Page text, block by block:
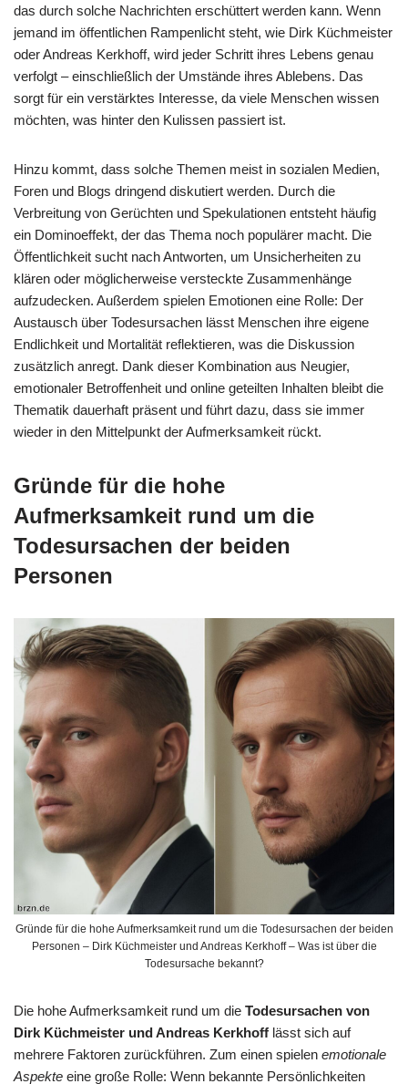
das durch solche Nachrichten erschüttert werden kann. Wenn
jemand im öffentlichen Rampenlicht steht, wie Dirk Küchmeister
oder Andreas Kerkhoff, wird jeder Schritt ihres Lebens genau
verfolgt – einschließlich der Umstände ihres Ablebens. Das
sorgt für ein verstärktes Interesse, da viele Menschen wissen
möchten, was hinter den Kulissen passiert ist.
Hinzu kommt, dass solche Themen meist in sozialen Medien,
Foren und Blogs dringend diskutiert werden. Durch die
Verbreitung von Gerüchten und Spekulationen entsteht häufig
ein Dominoeffekt, der das Thema noch populärer macht. Die
Öffentlichkeit sucht nach Antworten, um Unsicherheiten zu
klären oder möglicherweise versteckte Zusammenhänge
aufzudecken. Außerdem spielen Emotionen eine Rolle: Der
Austausch über Todesursachen lässt Menschen ihre eigene
Endlichkeit und Mortalität reflektieren, was die Diskussion
zusätzlich anregt. Dank dieser Kombination aus Neugier,
emotionaler Betroffenheit und online geteilten Inhalten bleibt die
Thematik dauerhaft präsent und führt dazu, dass sie immer
wieder in den Mittelpunkt der Aufmerksamkeit rückt.
Gründe für die hohe
Aufmerksamkeit rund um die
Todesursachen der beiden
Personen
Gründe für die hohe Aufmerksamkeit rund um die Todesursachen der beiden
Personen – Dirk Küchmeister und Andreas Kerkhoff – Was ist über die
Todesursache bekannt?
Die hohe Aufmerksamkeit rund um die Todesursachen von
Dirk Küchmeister und Andreas Kerkhoff lässt sich auf
mehrere Faktoren zurückführen. Zum einen spielen emotionale
Aspekte eine große Rolle: Wenn bekannte Persönlichkeiten